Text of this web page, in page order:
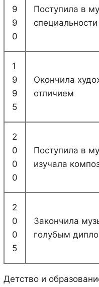
9
9
0
Поступила в
1
9
9
5
Окончила
отличием
2
0
0
0
Поступила в
изучала
2
0
0
5
Закончила
голубым
Детство и